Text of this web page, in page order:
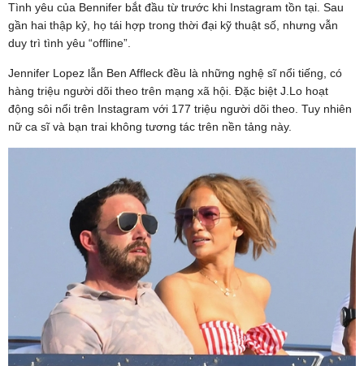
Tình yêu của Bennifer bắt đầu từ trước khi Instagram tồn tại. Sau
gần hai thập kỷ, họ tái hợp trong thời đại kỹ thuật số, nhưng vẫn
duy trì tình yêu “offline”.
Jennifer Lopez lẫn Ben Affleck đều là những nghệ sĩ nổi tiếng, có
hàng triệu người dõi theo trên mạng xã hội. Đặc biệt J.Lo hoạt
động sôi nổi trên Instagram với 177 triệu người dõi theo. Tuy nhiên
nữ ca sĩ và bạn trai không tương tác trên nền tảng này.